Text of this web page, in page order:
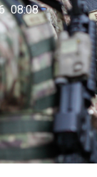
08:08